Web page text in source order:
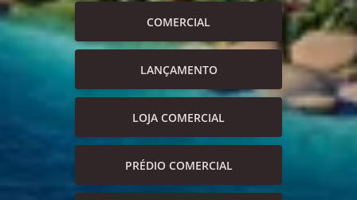
COMERCIAL
LANÇAMENTO
LOJA COMERCIAL
PRÉDIO COMERCIAL